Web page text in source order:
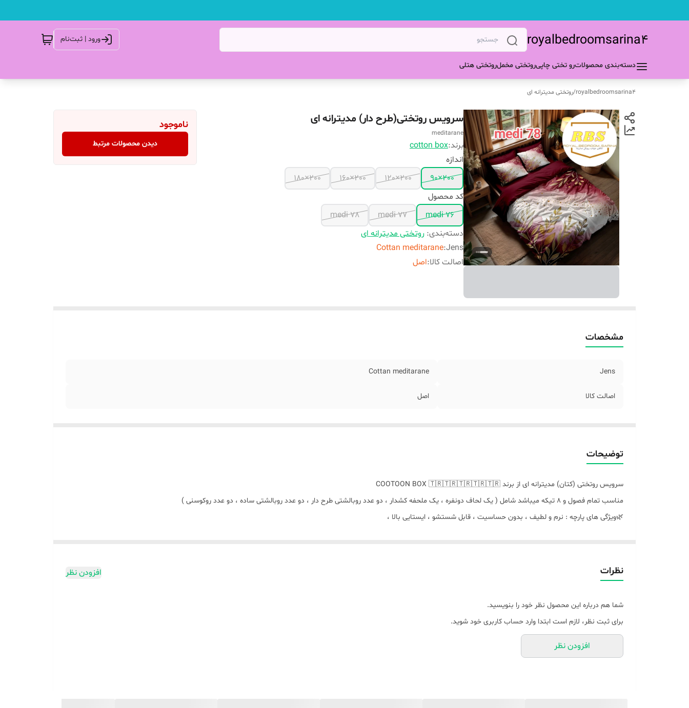
royalbedroomsarina4 ورود | ثبت‌نام
دسته‌بندی محصولاترو تختی چاپیروتختی مخملروتختی هتلی
royalbedroomsarina4
/روتختی مدیترانه ای
سرویس روتختی(طرح دار) مدیترانه ای
meditarane
برند:cotton box
اندازه
200×90
200×120
200×160
200×180
کد محصول
medi 76
medi 77
medi 78
دسته‌بندی: روتختی مدیترانه ای
Jens
:
Cottan meditarane
اصالت کالا:اصل
ناموجود
دیدن محصولات مرتبط
مشخصات
Jens
Cottan meditarane
اصالت کالا اصل
توضیحات
سرویس روتختی (کتان) مدیترانه ای از برند COOTOON BOX 🇹🇷🇹🇷🇹🇷🇹🇷🇹🇷
مناسب تمام فصول و ۸ تیکه میباشد شامل ( یک‌ لحاف دونفره ، یک ملحفه کشدار ، دو عدد روبالشتی طرح دار ، دو عدد روبالشتی ساده ، دو عدد روکوسنی )
🌿ویژگی های پارچه : نرم و لطیف ، بدون حساسیت ، قابل شستشو ، ایستایی بالا ،
🌿🌿توجه بفرمایبد لحاف تکنفره و‌ یک و نیم نفره ( به یک سایز میباشد)
نظرات افزودن نظر
شما هم درباره این محصول نظر خود را بنویسید.
برای ثبت نظر، لازم است ابتدا وارد حساب کاربری خود شوید.
افزودن نظر